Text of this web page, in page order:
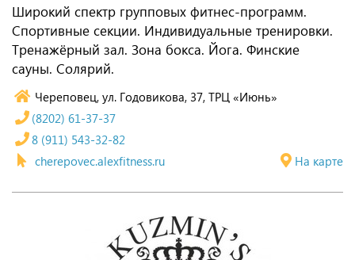
Широкий спектр групповых фитнес-программ.
Спортивные секции. Индивидуальные тренировки.
Тренажёрный зал. Зона бокса. Йога. Финские
сауны. Солярий.
Череповец, ул. Годовикова, 37, ТРЦ «Июнь»
На карте
(8202) 61-37-37
8 (911) 543-32-82
cherepovec.alexfitness.ru